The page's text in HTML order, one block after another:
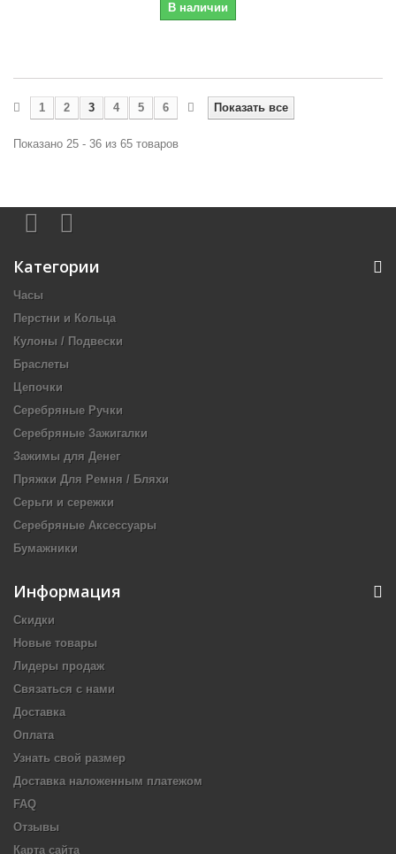
В наличии
Показать все
1 2 3 4 5 6
Показано 25 - 36 из 65 товаров
Категории
Часы
Перстни и Кольца
Кулоны / Подвески
Браслеты
Цепочки
Серебряные Ручки
Серебряные Зажигалки
Зажимы для Денег
Пряжки Для Ремня / Бляхи
Серьги и сережки
Серебряные Аксессуары
Бумажники
Информация
Скидки
Новые товары
Лидеры продаж
Связаться с нами
Доставка
Оплата
Узнать свой размер
Доставка наложенным платежом
FAQ
Отзывы
Карта сайта